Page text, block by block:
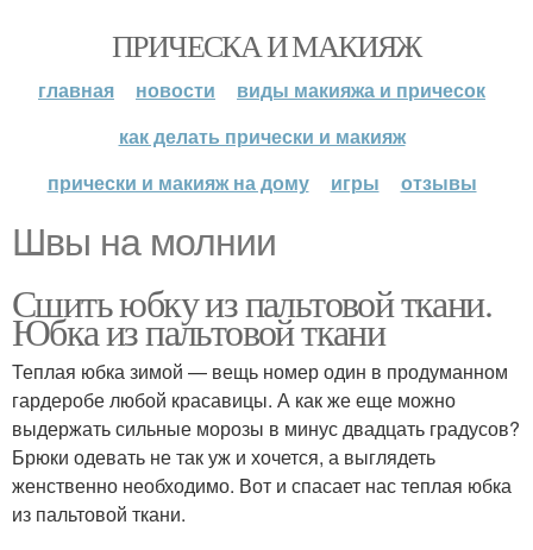
ПРИЧЕСКА И МАКИЯЖ
главная новости
виды макияжа и причесок
как делать прически и макияж
прически и макияж на дому
игры отзывы
Швы на молнии
Сшить юбку из пальтовой ткани.
Юбка из пальтовой ткани
Теплая юбка зимой — вещь номер один в продуманном
гардеробе любой красавицы. А как же еще можно
выдержать сильные морозы в минус двадцать градусов?
Брюки одевать не так уж и хочется, а выглядеть
женственно необходимо. Вот и спасает нас теплая юбка
из пальтовой ткани.